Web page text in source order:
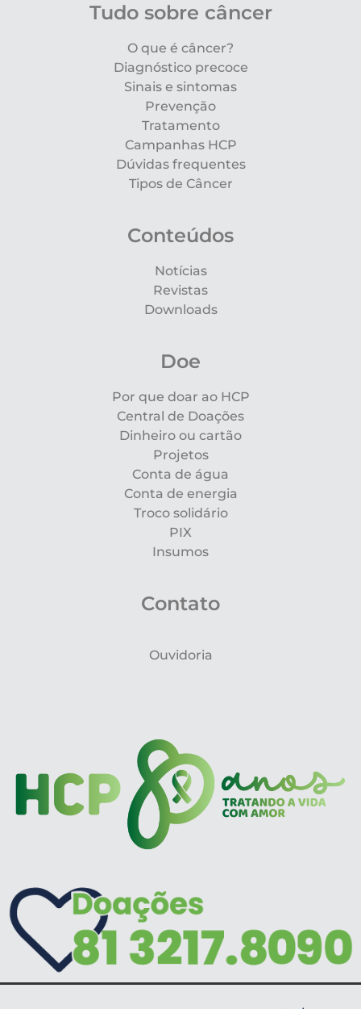
Tudo sobre câncer
O que é câncer?
Diagnóstico precoce
Sinais e sintomas
Prevenção
Tratamento
Campanhas HCP
Dúvidas frequentes
Tipos de Câncer
Conteúdos
Notícias
Revistas
Downloads
Doe
Por que doar ao HCP
Central de Doações
Dinheiro ou cartão
Projetos
Conta de água
Conta de energia
Troco solidário
PIX
Insumos
Contato
Ouvidoria